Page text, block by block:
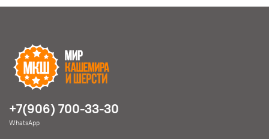
+7(906) 700-33-30
WhatsApp